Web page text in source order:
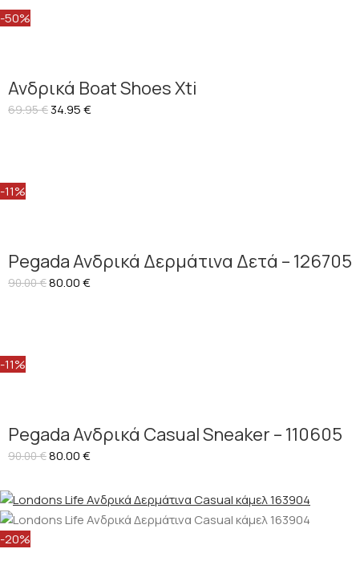
-50%
Ανδρικά Boat Shoes Xti
69.95€34.95€
-11%
Pegada Ανδρικά Δερμάτινα Δετά – 126705
90.00€80.00€
-11%
Pegada Ανδρικά Casual Sneaker – 110605
90.00€80.00€
-20%